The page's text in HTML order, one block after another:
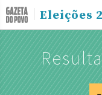
Eleições